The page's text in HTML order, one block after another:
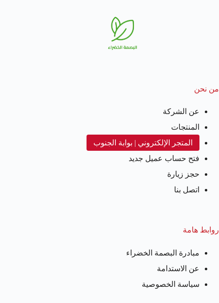
من نحن
عن الشركة
المنتجات
المتجر الإلكتروني | بوابة الجنوب
فتح حساب عميل جديد
حجز زيارة
اتصل بنا
روابط هامة
مبادرة البصمة الخضراء
عن الاستدامة
سياسة الخصوصية